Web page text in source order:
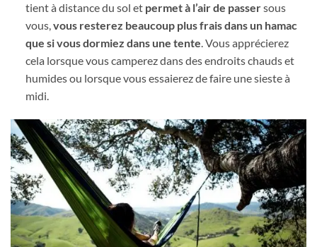
tient à distance du sol et permet à l’air de passersous
vous,vous resterez beaucoup plus frais dans un hamac
que si vous dormiez dans une tente. Vous apprécierez
cela lorsque vous camperez dans des endroits chauds et
humides ou lorsque vous essaierez de faire une sieste à
midi.